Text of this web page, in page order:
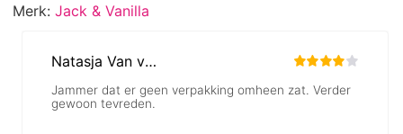
Merk: Jack & Vanilla